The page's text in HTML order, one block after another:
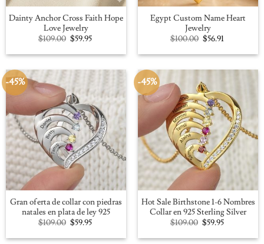
Dainty Anchor Cross Faith Hope
Love Jewelry
$109.00 Original
price
was:
$59.95Current
is:
Egypt Custom Name Heart
Jewelry
$100.00 Original
price
was:
$56.91Current
is:
-45%
Gran oferta de collar con piedras
natales en plata de ley 925
$109.00 Original
price
was:
$59.95Current
is:
-45%
Hot Sale Birthstone 1-6 Nombres
Collar en 925 Sterling Silver
$109.00 Original
price
was:
$59.95Current
is: